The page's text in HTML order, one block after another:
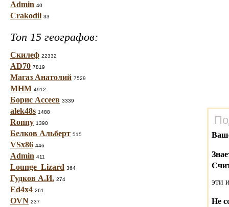
Admin 40
Crakodil 33
Топ 15 географов:
Скилеф 22332
AD70 7819
Магаз Анатолий 7529
МНМ 4912
Борис Ассеев 3339
alek48s 1488
Ronny 1390
Белков Альберт 515
VSx86 446
Admin 411
Lounge_Lizard 364
Гудков А.И. 274
Ed4x4 261
OVN 237
эти
Не